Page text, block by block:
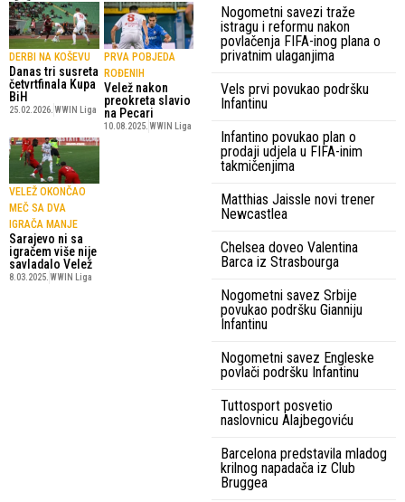
DERBI NA KOŠEVU
Danas tri susreta
četvrtfinala Kupa
BiH
25.02.2026. WWIN Liga
PRVA POBJEDA
ROĐENIH
Velež nakon
preokreta slavio
na Pecari
10.08.2025. WWIN Liga
VELEŽ OKONČAO
MEČ SA DVA
IGRAČA MANJE
Sarajevo ni sa
igračem više nije
savladalo Velež
8.03.2025. WWIN Liga
Nogometni savezi traže
istragu i reformu nakon
povlačenja FIFA-inog plana o
privatnim ulaganjima
Vels prvi povukao podršku
Infantinu
Infantino povukao plan o
prodaji udjela u FIFA-inim
takmičenjima
Matthias Jaissle novi trener
Newcastlea
Chelsea doveo Valentina
Barca iz Strasbourga
Nogometni savez Srbije
povukao podršku Gianniju
Infantinu
Nogometni savez Engleske
povlači podršku Infantinu
Tuttosport posvetio
naslovnicu Alajbegoviću
Barcelona predstavila mladog
krilnog napadača iz Club
Bruggea